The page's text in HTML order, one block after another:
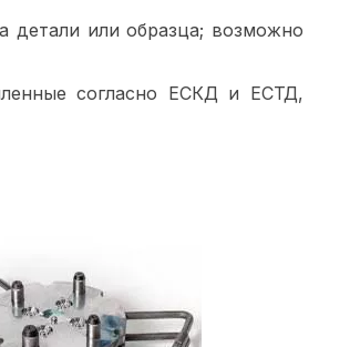
детали или образца; возможно
согласно ЕСКД и ЕСТД,